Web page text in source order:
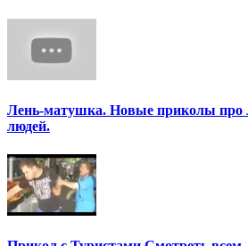
Лень-матушка. Новые приколы про
людей.